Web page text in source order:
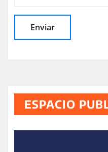
ESPACIO